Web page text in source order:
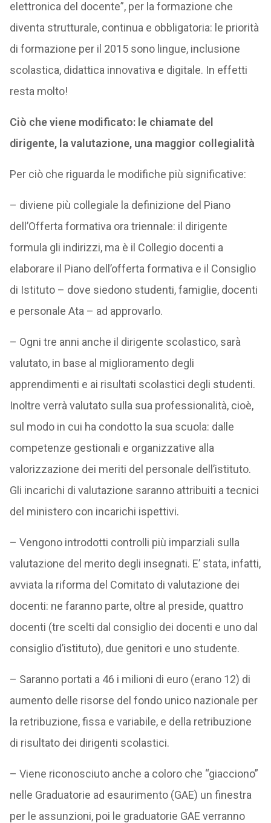
elettronica del docente”, per la formazione che
diventa strutturale, continua e obbligatoria: le priorità
di formazione per il 2015 sono lingue, inclusione
scolastica, didattica innovativa e digitale. In effetti
resta molto!
Ciò che viene modificato: le chiamate del
dirigente, la valutazione, una maggior collegialità
Per ciò che riguarda le modifiche più significative:
– diviene più collegiale la definizione del Piano
dell’Offerta formativa ora triennale: il dirigente
formula gli indirizzi, ma è il Collegio docenti a
elaborare il Piano dell’offerta formativa e il Consiglio
di Istituto – dove siedono studenti, famiglie, docenti
e personale Ata – ad approvarlo.
– Ogni tre anni anche il dirigente scolastico, sarà
valutato, in base al miglioramento degli
apprendimenti e ai risultati scolastici degli studenti.
Inoltre verrà valutato sulla sua professionalità, cioè,
sul modo in cui ha condotto la sua scuola: dalle
competenze gestionali e organizzative alla
valorizzazione dei meriti del personale dell’istituto.
Gli incarichi di valutazione saranno attribuiti a tecnici
del ministero con incarichi ispettivi.
– Vengono introdotti controlli più imparziali sulla
valutazione del merito degli insegnati. E’ stata, infatti,
avviata la riforma del Comitato di valutazione dei
docenti: ne faranno parte, oltre al preside, quattro
docenti (tre scelti dal consiglio dei docenti e uno dal
consiglio d’istituto), due genitori e uno studente.
– Saranno portati a 46 i milioni di euro (erano 12) di
aumento delle risorse del fondo unico nazionale per
la retribuzione, fissa e variabile, e della retribuzione
di risultato dei dirigenti scolastici.
– Viene riconosciuto anche a coloro che “giacciono”
nelle Graduatorie ad esaurimento (GAE) un finestra
per le assunzioni, poi le graduatorie GAE verranno